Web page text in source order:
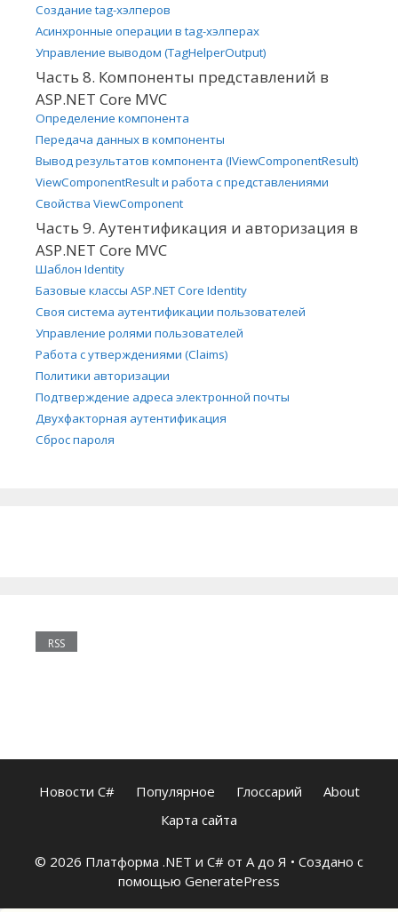
Создание tag-хэлперов
Асинхронные операции в tag-хэлперах
Управление выводом (TagHelperOutput)
Часть 8. Компоненты представлений в
ASP.NET Core MVC
Определение компонента
Передача данных в компоненты
Вывод результатов компонента (IViewComponentResult)
ViewComponentResult и работа с представлениями
Свойства ViewComponent
Часть 9. Аутентификация и авторизация в
ASP.NET Core MVC
Шаблон Identity
Базовые классы ASP.NET Core Identity
Своя система аутентификации пользователей
Управление ролями пользователей
Работа с утверждениями (Claims)
Политики авторизации
Подтверждение адреса электронной почты
Двухфакторная аутентификация
Сброс пароля
RSS
Новости C# Популярное Глоссарий
About
Карта сайта
© 2026 Платформа .NET и C# от А до Я • Создано с
помощью GeneratePress